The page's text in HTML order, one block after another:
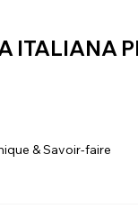
ITALIANA
& Savoir-faire